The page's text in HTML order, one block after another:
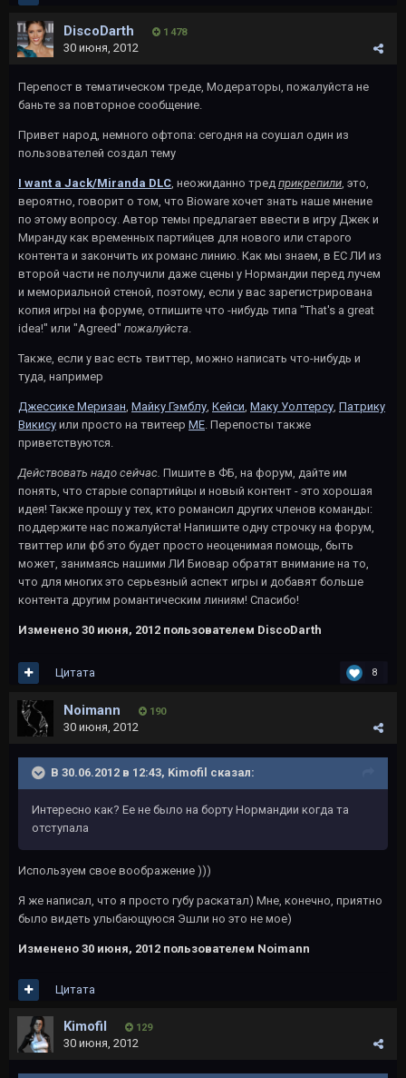
DiscoDarth 1 478
30 июня, 2012
Перепост в тематическом треде, Модераторы, пожалуйста не
баньте за повторное сообщение.
Привет народ, немного офтопа: сегодня на соушал один из
пользователей создал тему
I want a Jack/Miranda DLC, неожиданно тред прикрепили, это,
вероятно, говорит о том, что Bioware хочет знать наше мнение
по этому вопросу. Автор темы предлагает ввести в игру Джек и
Миранду как временных партийцев для нового или старого
контента и закончить их романс линию. Как мы знаем, в EC ЛИ из
второй части не получили даже сцены у Нормандии перед лучем
и мемориальной стеной, поэтому, если у вас зарегистрирована
копия игры на форуме, отпишите что -нибудь типа "That's a great
idea!" или "Agreed" пожалуйста.
Также, если у вас есть твиттер, можно написать что-нибудь и
туда, например
Джессике Меризан, Майку Гэмблу, Кейси, Маку Уолтерсу, Патрику
Викису или просто на твитеер МЕ. Перепосты также
приветствуются.
Действовать надо сейчас. Пишите в ФБ, на форум, дайте им
понять, что старые сопартийцы и новый контент - это хорошая
идея! Также прошу у тех, кто романсил других членов команды:
поддержите нас пожалуйста! Напишите одну строчку на форум,
твиттер или фб это будет просто неоценимая помощь, быть
может, занимаясь нашими ЛИ Биовар обратят внимание на то,
что для многих это серьезный аспект игры и добавят больше
контента другим романтическим линиям! Спасибо!
Изменено 30 июня, 2012 пользователем DiscoDarth
8
Цитата
Noimann 190
30 июня, 2012
В 30.06.2012 в 12:43, Kimofil сказал:
Интересно как? Ее не было на борту Нормандии когда та
отступала
Используем свое воображение )))
Я же написал, что я просто губу раскатал) Мне, конечно, приятно
было видеть улыбающуюся Эшли но это не мое)
Изменено 30 июня, 2012 пользователем Noimann
Цитата
Kimofil 129
30 июня, 2012